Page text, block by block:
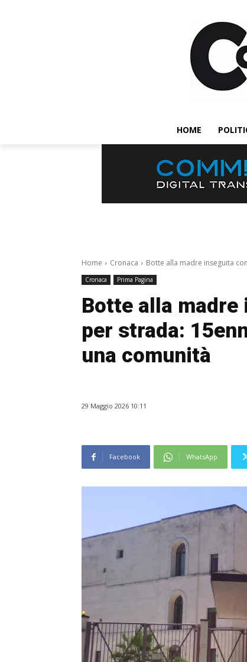
HOME
Home Cronaca Botte alla madre inseguita
Cronaca Prima Pagina
Botte alla
per strada:
una comunità
29 Maggio 2026 10:11
Facebook WhatsApp